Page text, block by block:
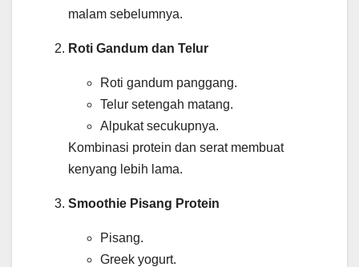
malam sebelumnya.
Roti Gandum dan Telur
Roti gandum panggang.
Telur setengah matang.
Alpukat secukupnya.
Kombinasi protein dan serat membuat
kenyang lebih lama.
Smoothie Pisang Protein
Pisang.
Greek yogurt.